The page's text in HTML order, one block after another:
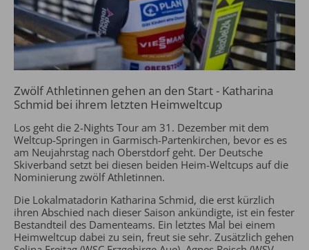
Zwölf Athletinnen gehen an den Start - Katharina
Schmid bei ihrem letzten Heimweltcup
Los geht die 2-Nights Tour am 31. Dezember mit dem
Weltcup-Springen in Garmisch-Partenkirchen, bevor es es
am Neujahrstag nach Oberstdorf geht. Der Deutsche
Skiverband setzt bei diesen beiden Heim-Weltcups auf die
Nominierung zwölf Athletinnen.
Die Lokalmatadorin Katharina Schmid, die erst kürzlich
ihren Abschied nach dieser Saison ankündigte, ist ein fester
Bestandteil des Damenteams. Ein letztes Mal bei einem
Heimweltcup dabei zu sein, freut sie sehr. Zusätzlich gehen